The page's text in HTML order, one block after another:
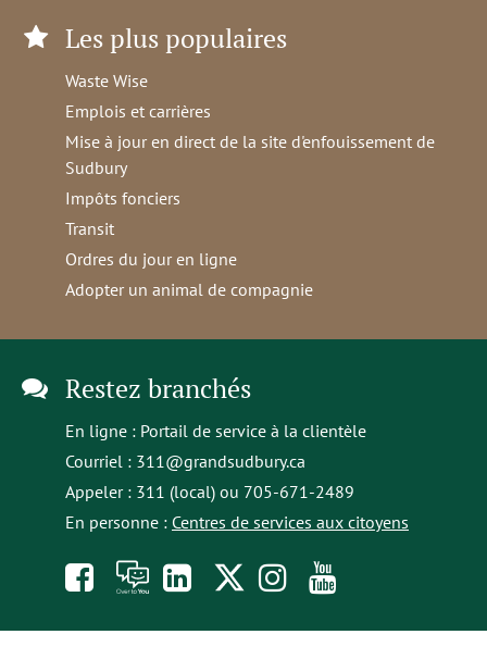
Les plus populaires
Waste Wise
Emplois et carrières
Mise à jour en direct de la site d'enfouissement de
Sudbury
Impôts fonciers
Transit
Ordres du jour en ligne
Adopter un animal de compagnie
Restez branchés
En ligne : Portail de service à la clientèle
Courriel : 311@grandsudbury.ca
Appeler : 311 (local) ou 705-671-2489
En personne : Centres de services aux citoyens
Like
us
À
toi
opens
in
Follow
us
Follow
us to